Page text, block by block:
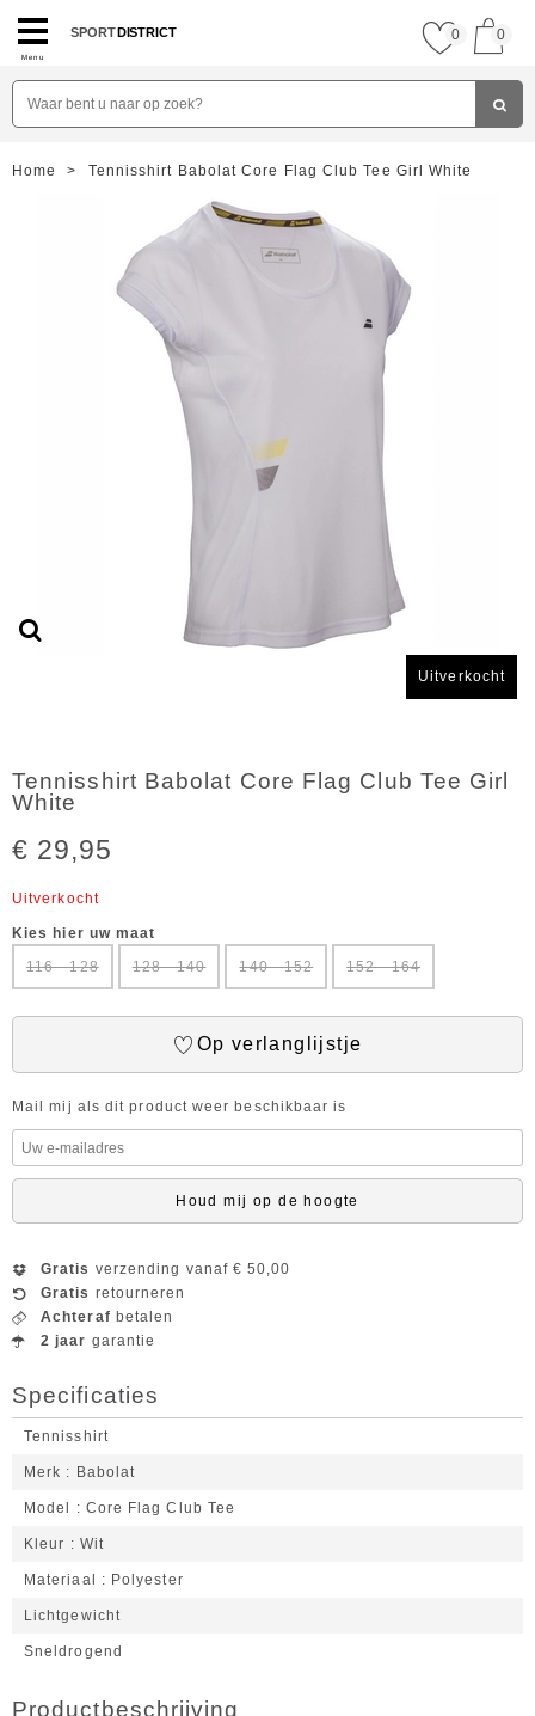
Menu
SPORTDISTRICT 0 0
Home > Tennisshirt Babolat Core Flag Club Tee Girl White
Uitverkocht
Tennisshirt Babolat Core Flag Club Tee Girl
White
€ 29,95
Uitverkocht
Kies hier uw maat
116 - 128
128 - 140 140 - 152 152 - 164
Op verlanglijstje
Mail mij als dit product weer beschikbaar is
Houd mij op de hoogte
Gratis verzending vanaf € 50,00
Gratis retourneren
Achteraf betalen
2 jaar garantie
Specificaties
Tennisshirt
Merk Babolat
Model Core Flag Club Tee
Kleur Wit
Materiaal Polyester
Lichtgewicht
Sneldrogend
Productbeschrijving